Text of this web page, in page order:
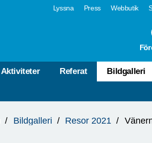
Lyssna Press Webbutik
Aktiviteter Referat Bildgalleri
Bildgalleri Resor 2021